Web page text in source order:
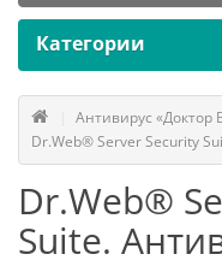
Категории
Антивирус «Доктор
Dr.Web® Server Security
Dr.Web®
Suite.